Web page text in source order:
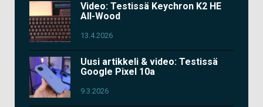
Video: Testissä Keychron K2 HE
All-Wood
13.4.2026
Uusi artikkeli & video: Testissä
Google Pixel 10a
9.3.2026